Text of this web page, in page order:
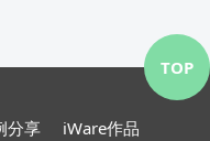
分享
iWare作品
TOP